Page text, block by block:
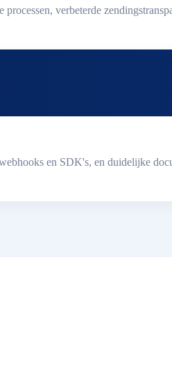
verbeterde
en SDK's, en duidelijke